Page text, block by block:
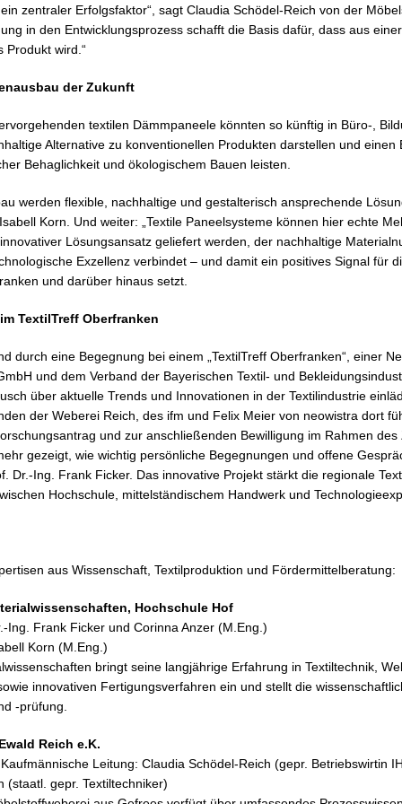
zentraler Erfolgsfaktor“, sagt Claudia Schödel-Reich von der
in den Entwicklungsprozess schafft die Basis dafür, dass aus
Produkt wird.“
der Zukunft
textilen Dämmpaneele könnten so künftig in Büro-,
Alternative zu konventionellen Produkten darstellen und einen
Behaglichkeit und ökologischem Bauen leisten.
werden flexible, nachhaltige und gestalterisch ansprechende
Korn. Und weiter: „Textile Paneelsysteme können hier echte
Lösungsansatz geliefert werden, der nachhaltige
Exzellenz verbindet – und damit ein positives Signal für
und darüber hinaus setzt.
TextilTreff Oberfranken
durch eine Begegnung bei einem „TextilTreff Oberfranken“, einer
und dem Verband der Bayerischen Textil- und
über aktuelle Trends und Innovationen in der Textilindustrie
der Weberei Reich, des ifm und Felix Meier von neowistra dort
und zur anschließenden Bewilligung im Rahmen des
gezeigt, wie wichtig persönliche Begegnungen und offene
Dr.-Ing. Frank Ficker. Das innovative Projekt stärkt die regionale
Hochschule, mittelständischem Handwerk und
aus Wissenschaft, Textilproduktion und Fördermittelberatung:
Hochschule Hof
Ing. Frank Ficker und Corinna Anzer (M.Eng.)
Korn (M.Eng.)
bringt seine langjährige Erfahrung in Textiltechnik,
innovativen Fertigungsverfahren ein und stellt die
-prüfung.
Reich e.K.
Leitung: Claudia Schödel-Reich (gepr. Betriebswirtin
(staatl. gepr. Textiltechniker)